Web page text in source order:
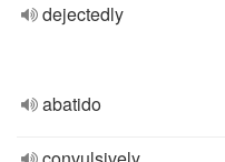
dejectedly
abatido